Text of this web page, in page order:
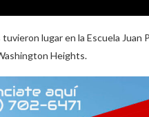
lugar en la Escuela Juan
Heights.